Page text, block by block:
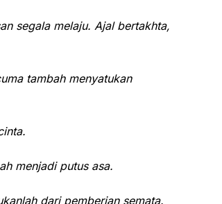
segala melaju. Ajal bertakhta,
tambah menyatukan
menjadi putus asa.
dari pemberian semata.